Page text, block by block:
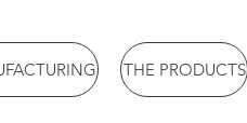
THE PRODUCTS